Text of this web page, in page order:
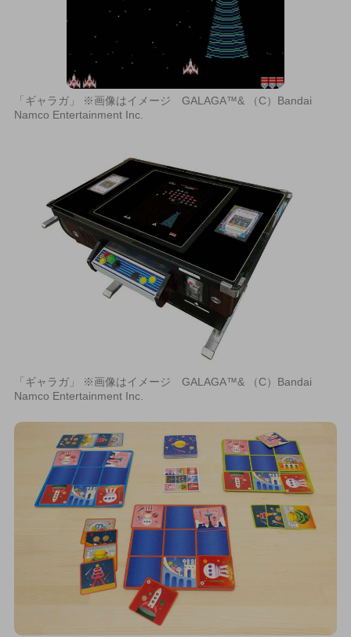
「ギャラガ」 ※画像はイメージ GALAGA™& （C）Bandai
Namco Entertainment Inc.
「ギャラガ」 ※画像はイメージ GALAGA™& （C）Bandai
Namco Entertainment Inc.